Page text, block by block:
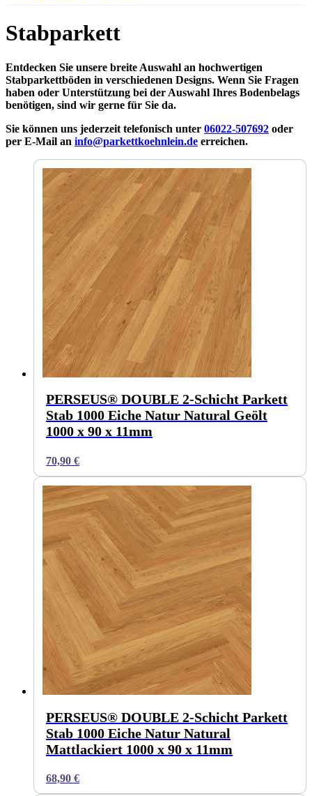
Stabparkett
Entdecken Sie unsere breite Auswahl an hochwertigen
Stabparkettböden in verschiedenen Designs. Wenn Sie Fragen
haben oder Unterstützung bei der Auswahl Ihres Bodenbelags
benötigen, sind wir gerne für Sie da.
Sie können uns jederzeit telefonisch unter 06022-507692 oder
per E-Mail an info@parkettkoehnlein.de erreichen.
PERSEUS® DOUBLE 2-Schicht Parkett
Stab 1000 Eiche Natur Natural Geölt
1000 x 90 x 11mm
70,90 €
PERSEUS® DOUBLE 2-Schicht Parkett
Stab 1000 Eiche Natur Natural
Mattlackiert 1000 x 90 x 11mm
68,90 €